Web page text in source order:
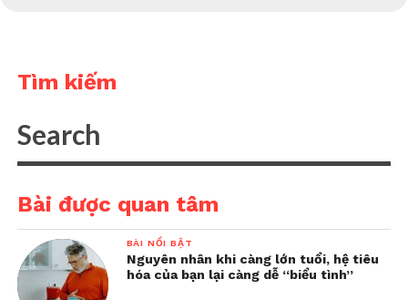
Tìm kiếm
Bài được quan tâm
BÀI NỔI BẬT
Nguyên nhân khi càng lớn tuổi, hệ tiêu
hóa của bạn lại càng dễ “biểu tình”